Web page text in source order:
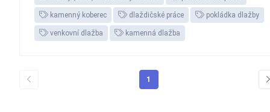
kamenný koberec dlaždičské práce pokládka dlažby
venkovní dlažba kamenná dlažba
1